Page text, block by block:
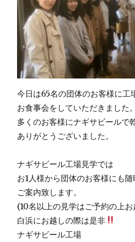
今日は65名の団体のお客様に工
お食事会をしていただきました。
多くのお客様にナギサビールで
ありがとうございました。
ナギサビール工場見学では
お1人様から団体のお客様にも
ご案内致します。
(10名以上の見学はご予約の上
白浜にお越しの際は是非
ナギサビール工場